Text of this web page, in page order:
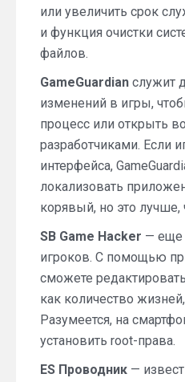
или увеличить срок
и функция очистки
файлов.
GameGuardian служит
изменений в игры,
процесс или открыть
разработчиками. Если
интерфейса,
локализовать
корявый, но это лучше,
SB Game Hacker — еще
игроков. С помощью
сможете
как количество
Разумеется, на
установить root-права.
ES Проводник —